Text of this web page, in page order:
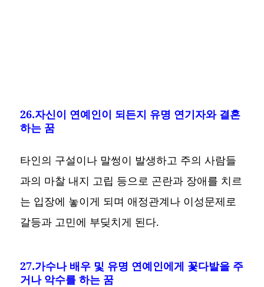
26.자신이 연예인이 되든지 유명 연기자와 결혼
하는 꿈
타인의 구설이나 말썽이 발생하고 주의 사람들
과의 마찰 내지 고립 등으로 곤란과 장애를 치르
는 입장에 놓이게 되며 애정관계나 이성문제로
갈등과 고민에 부딪치게 된다.
27.가수나 배우 및 유명 연예인에게 꽃다발을 주
거나 악수를 하는 꿈